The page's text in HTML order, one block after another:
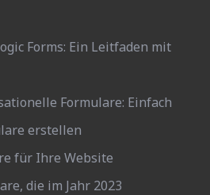
Forms: Ein Leitfaden mit
Formulare: Einfach
erstellen
für Ihre Website
die im Jahr 2023